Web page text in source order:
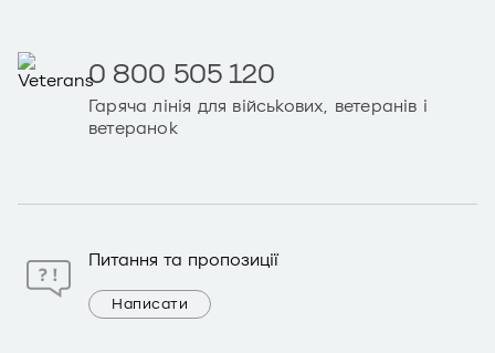
0 800 505 120
Гаряча лінія для військових, ветеранів і
ветеранок
Питання та пропозиції
Написати